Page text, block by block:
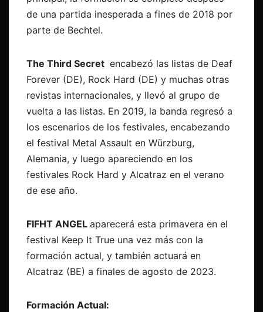
de una partida inesperada a fines de 2018 por
parte de Bechtel.
The Third Secret encabezó las listas de Deaf
Forever (DE), Rock Hard (DE) y muchas otras
revistas internacionales, y llevó al grupo de
vuelta a las listas. En 2019, la banda regresó a
los escenarios de los festivales, encabezando
el festival Metal Assault en Würzburg,
Alemania, y luego apareciendo en los
festivales Rock Hard y Alcatraz en el verano
de ese año.
FIFHT ANGEL aparecerá esta primavera en el
festival Keep It True una vez más con la
formación actual, y también actuará en
Alcatraz (BE) a finales de agosto de 2023.
Formación Actual: